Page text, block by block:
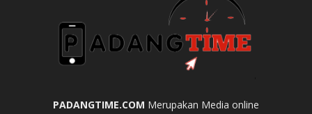
PADANGTIME.COM Merupakan Media online